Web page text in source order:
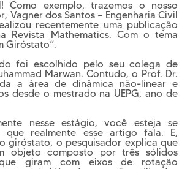
Como exemplo, trazemos o nosso
Vagner dos Santos – Engenharia Civil
recentemente uma publicação
Revista Mathematics. Com o tema
Giróstato”.
foi escolhido pelo seu colega de
Marwan. Contudo, o Prof. Dr.
a área de dinâmica não-linear e
desde o mestrado na UEPG, ano de
nesse estágio, você esteja se
que realmente esse artigo fala. E,
giróstato, o pesquisador explica que
objeto composto por três sólidos
giram com eixos de rotação